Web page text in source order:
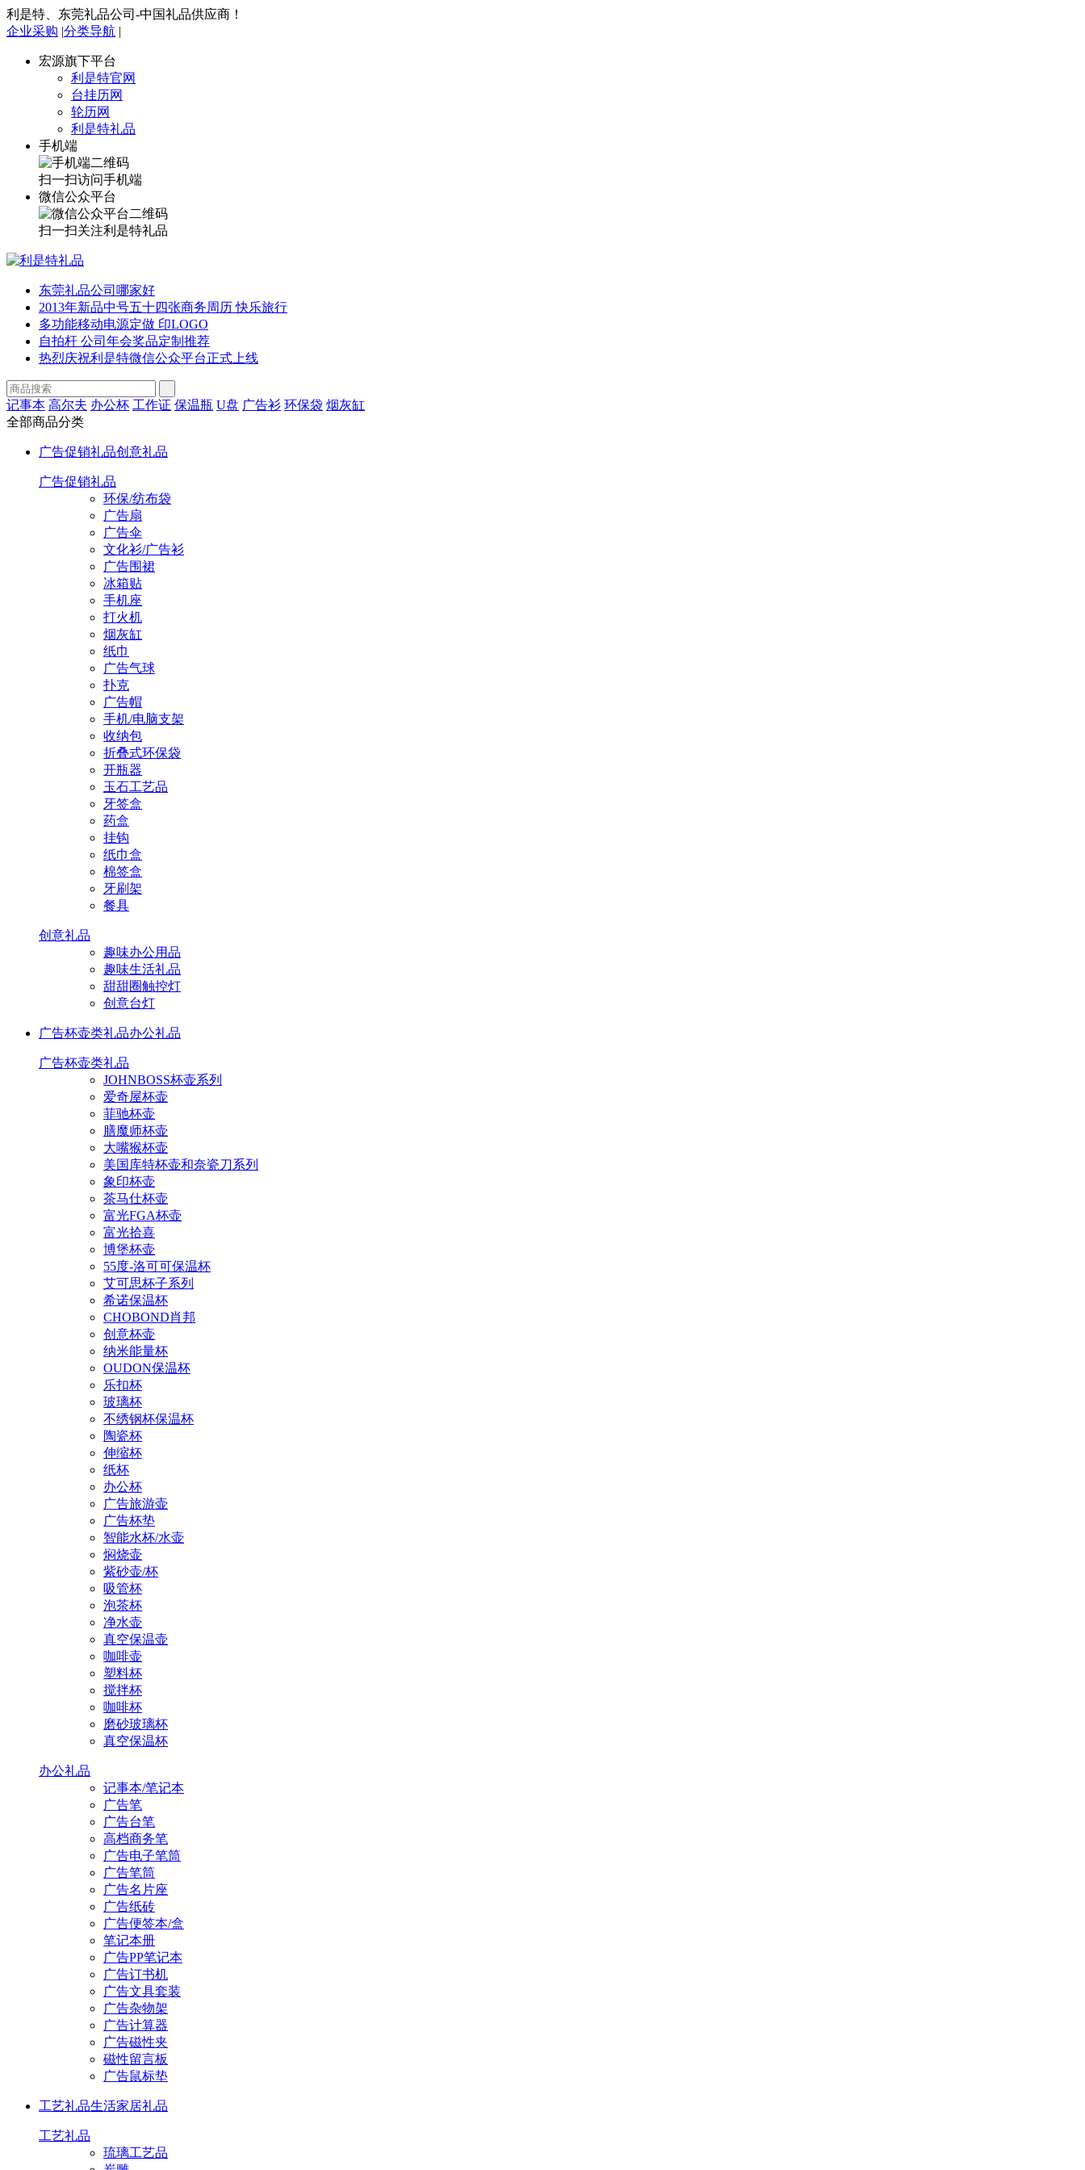
利是特、东莞礼品公司-中国礼品供应商！
企业采购 |分类导航 |
宏源旗下平台
利是特官网
台挂历网
轮历网
利是特礼品
手机端
扫一扫访问手机端
微信公众平台
扫一扫关注利是特礼品
东莞礼品公司哪家好
2013年新品中号五十四张商务周历 快乐旅行
多功能移动电源定做 印LOGO
自拍杆 公司年会奖品定制推荐
热烈庆祝利是特微信公众平台正式上线
记事本 高尔夫 办公杯 工作证 保温瓶 U盘 广告衫 环保袋 烟灰缸
全部商品分类
广告促销礼品创意礼品
广告促销礼品
环保/纺布袋
广告扇
广告伞
文化衫/广告衫
广告围裙
冰箱贴
手机座
打火机
烟灰缸
纸巾
广告气球
扑克
广告帽
手机/电脑支架
收纳包
折叠式环保袋
开瓶器
玉石工艺品
牙签盒
药盒
挂钩
纸巾盒
棉签盒
牙刷架
餐具
创意礼品
趣味办公用品
趣味生活礼品
甜甜圈触控灯
创意台灯
广告杯壶类礼品办公礼品
广告杯壶类礼品
JOHNBOSS杯壶系列
爱奇屋杯壶
菲驰杯壶
膳魔师杯壶
大嘴猴杯壶
美国库特杯壶和奈瓷刀系列
象印杯壶
茶马仕杯壶
富光FGA杯壶
富光拾喜
博堡杯壶
55度-洛可可保温杯
艾可思杯子系列
希诺保温杯
CHOBOND肖邦
创意杯壶
纳米能量杯
OUDON保温杯
乐扣杯
玻璃杯
不绣钢杯保温杯
陶瓷杯
伸缩杯
纸杯
办公杯
广告旅游壶
广告杯垫
智能水杯/水壶
焖烧壶
紫砂壶/杯
吸管杯
泡茶杯
净水壶
真空保温壶
咖啡壶
塑料杯
搅拌杯
咖啡杯
磨砂玻璃杯
真空保温杯
办公礼品
记事本/笔记本
广告笔
广告台笔
高档商务笔
广告电子笔筒
广告笔筒
广告名片座
广告纸砖
广告便签本/盒
笔记本册
广告PP笔记本
广告订书机
广告文具套装
广告杂物架
广告计算器
广告磁性夹
磁性留言板
广告鼠标垫
工艺礼品生活家居礼品
工艺礼品
琉璃工艺品